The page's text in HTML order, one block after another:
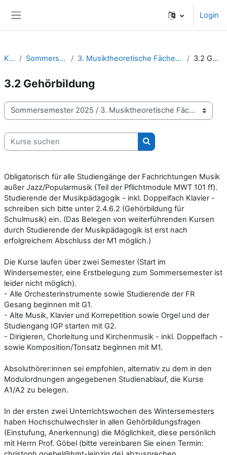
Login
Kurse Sommersemester 2025 3. Musiktheoretische Fächer / Komposition / Improvisation 3.2 Gehörbildung
3.2 Gehörbildung
Kursbereiche
Kurse suchen
Kurse suchen
Obligatorisch für alle Studiengänge der Fachrichtungen Musik
außer Jazz/Popularmusik (Teil der Pflichtmodule MWT 101 ff).
Studierende der Musikpädagogik - inkl. Doppelfach Klavier -
schreiben sich bitte unter 2.4.6.2 (Gehörbildung für
Schulmusik) ein. (Das Belegen von weiterführenden Kursen
durch Studierende der Musikpädagogik ist erst nach
erfolgreichem Abschluss der M1 möglich.)
Die Kurse laufen über zwei Semester (Start im
Windersemester, eine Erstbelegung zum Sommersemester ist
leider nicht möglich).
- Alle Orchesterinstrumente sowie Studierende der FR
Gesang beginnen mit G1.
- Alte Musik, Klavier und Korrepetition sowie Orgel und der
Studiengang IGP starten mit G2.
- Dirigieren, Chorleitung und Kirchenmusik - inkl. Doppelfach -
sowie Komposition/Tonsatz beginnen mit M1.
Absoluthörer:innen sei empfohlen, alternativ zu dem in den
Modulordnungen angegebenen Studienablauf, die Kurse
A1/A2 zu belegen.
In der ersten zwei Unterrichtswochen des Wintersemesters
haben Hochschulwechsler in allen Gehörbildungsfragen
(Einstufung, Anerkennung) die Möglichkeit, diese persönlich
mit Herrn Prof. Göbel (bitte vereinbaren Sie einen Termin: